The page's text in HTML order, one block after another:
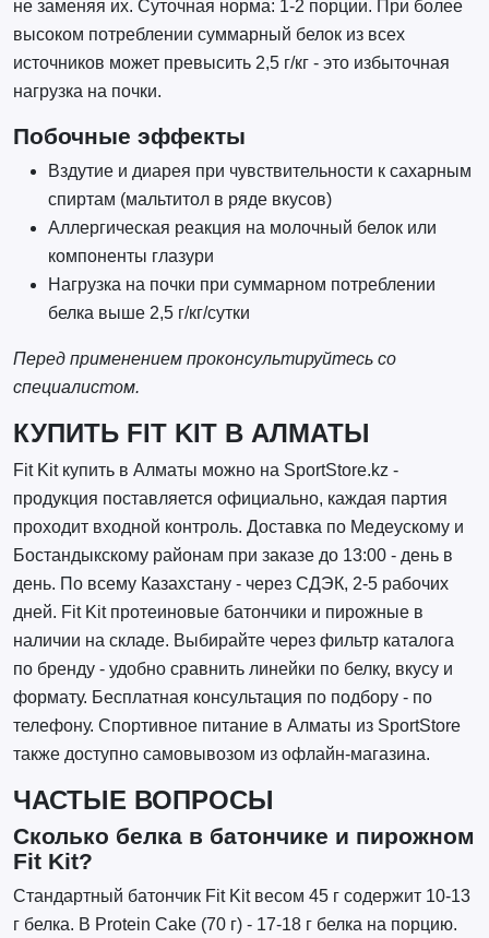
не заменяя их. Суточная норма: 1-2 порции. При более
высоком потреблении суммарный белок из всех
источников может превысить 2,5 г/кг - это избыточная
нагрузка на почки.
Побочные эффекты
Вздутие и диарея при чувствительности к сахарным
спиртам (мальтитол в ряде вкусов)
Аллергическая реакция на молочный белок или
компоненты глазури
Нагрузка на почки при суммарном потреблении
белка выше 2,5 г/кг/сутки
Перед применением проконсультируйтесь со
специалистом.
КУПИТЬ FIT KIT В АЛМАТЫ
Fit Kit купить в Алматы можно на SportStore.kz -
продукция поставляется официально, каждая партия
проходит входной контроль. Доставка по Медеускому и
Бостандыкскому районам при заказе до 13:00 - день в
день. По всему Казахстану - через СДЭК, 2-5 рабочих
дней. Fit Kit протеиновые батончики и пирожные в
наличии на складе. Выбирайте через фильтр каталога
по бренду - удобно сравнить линейки по белку, вкусу и
формату. Бесплатная консультация по подбору - по
телефону. Спортивное питание в Алматы из SportStore
также доступно самовывозом из офлайн-магазина.
ЧАСТЫЕ ВОПРОСЫ
Сколько белка в батончике и пирожном
Fit Kit?
Стандартный батончик Fit Kit весом 45 г содержит 10-13
г белка. В Protein Cake (70 г) - 17-18 г белка на порцию.